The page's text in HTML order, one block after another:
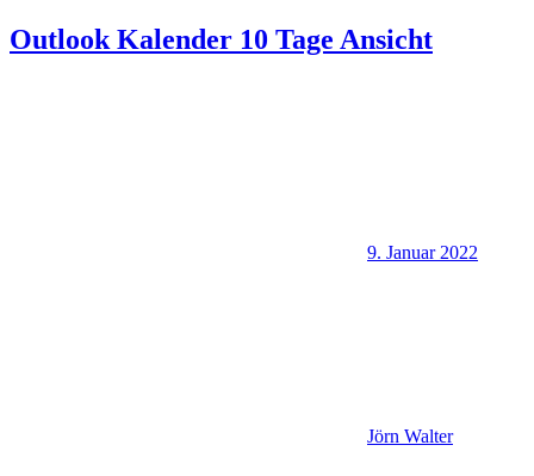
Outlook Kalender 10 Tage Ansicht
9. Januar 2022
Jörn Walter